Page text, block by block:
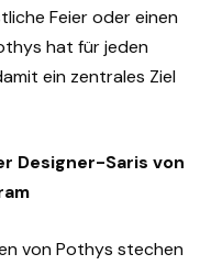
Feier oder einen
hat für jeden
ein zentrales Ziel
Designer-Saris von
von Pothys stechen